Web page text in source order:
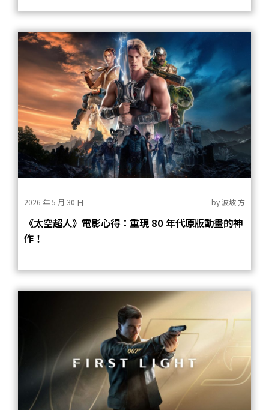
2026 年 5 月 30 日 by波坡 方
《太空超人》電影心得：重現 80 年代原版動畫的神
作！